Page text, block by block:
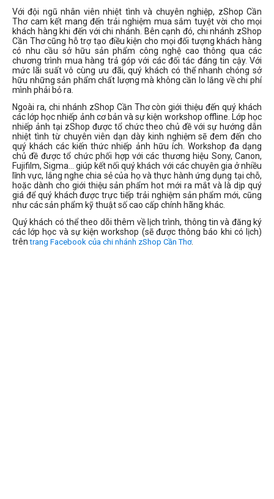
Với đội ngũ nhân viên nhiệt tình và chuyên nghiệp, zShop Cần
Thơ cam kết mang đến trải nghiệm mua sắm tuyệt vời cho mọi
khách hàng khi đến với chi nhánh. Bên cạnh đó, chi nhánh zShop
Cần Thơ cũng hỗ trợ tạo điều kiện cho mọi đối tượng khách hàng
có nhu cầu sở hữu sản phẩm công nghệ cao thông qua các
chương trình mua hàng trả góp với các đối tác đáng tin cậy. Với
mức lãi suất vô cùng ưu đãi, quý khách có thể nhanh chóng sở
hữu những sản phẩm chất lượng mà không cần lo lắng về chi phí
mình phải bỏ ra.
Ngoài ra, chi nhánh zShop Cần Thơ còn giới thiệu đến quý khách
các lớp học nhiếp ảnh cơ bản và sự kiện workshop offline. Lớp học
nhiếp ảnh tại zShop được tổ chức theo chủ đề với sự hướng dẫn
nhiệt tình từ chuyên viên dạn dày kinh nghiệm sẽ đem đến cho
quý khách các kiến thức nhiếp ảnh hữu ích. Workshop đa dạng
chủ đề được tổ chức phối hợp với các thương hiệu Sony, Canon,
Fujifilm, Sigma... giúp kết nối quý khách với các chuyên gia ở nhiều
lĩnh vực, lắng nghe chia sẻ của họ và thực hành ứng dụng tại chỗ,
hoặc dành cho giới thiệu sản phẩm hot mới ra mắt và là dịp quý
giá để quý khách được trực tiếp trải nghiệm sản phẩm mới, cũng
như các sản phẩm kỹ thuật số cao cấp chính hãng khác.
Quý khách có thể theo dõi thêm về lịch trình, thông tin và đăng ký
các lớp học và sự kiện workshop (sẽ được thông báo khi có lịch)
trêntrang Facebook của chi nhánh zShop Cần Thơ.